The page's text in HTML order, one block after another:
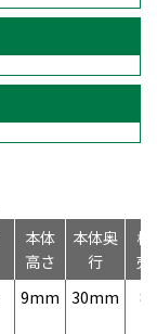
本体
高さ
本体奥
行
標
売
9mm 30mm